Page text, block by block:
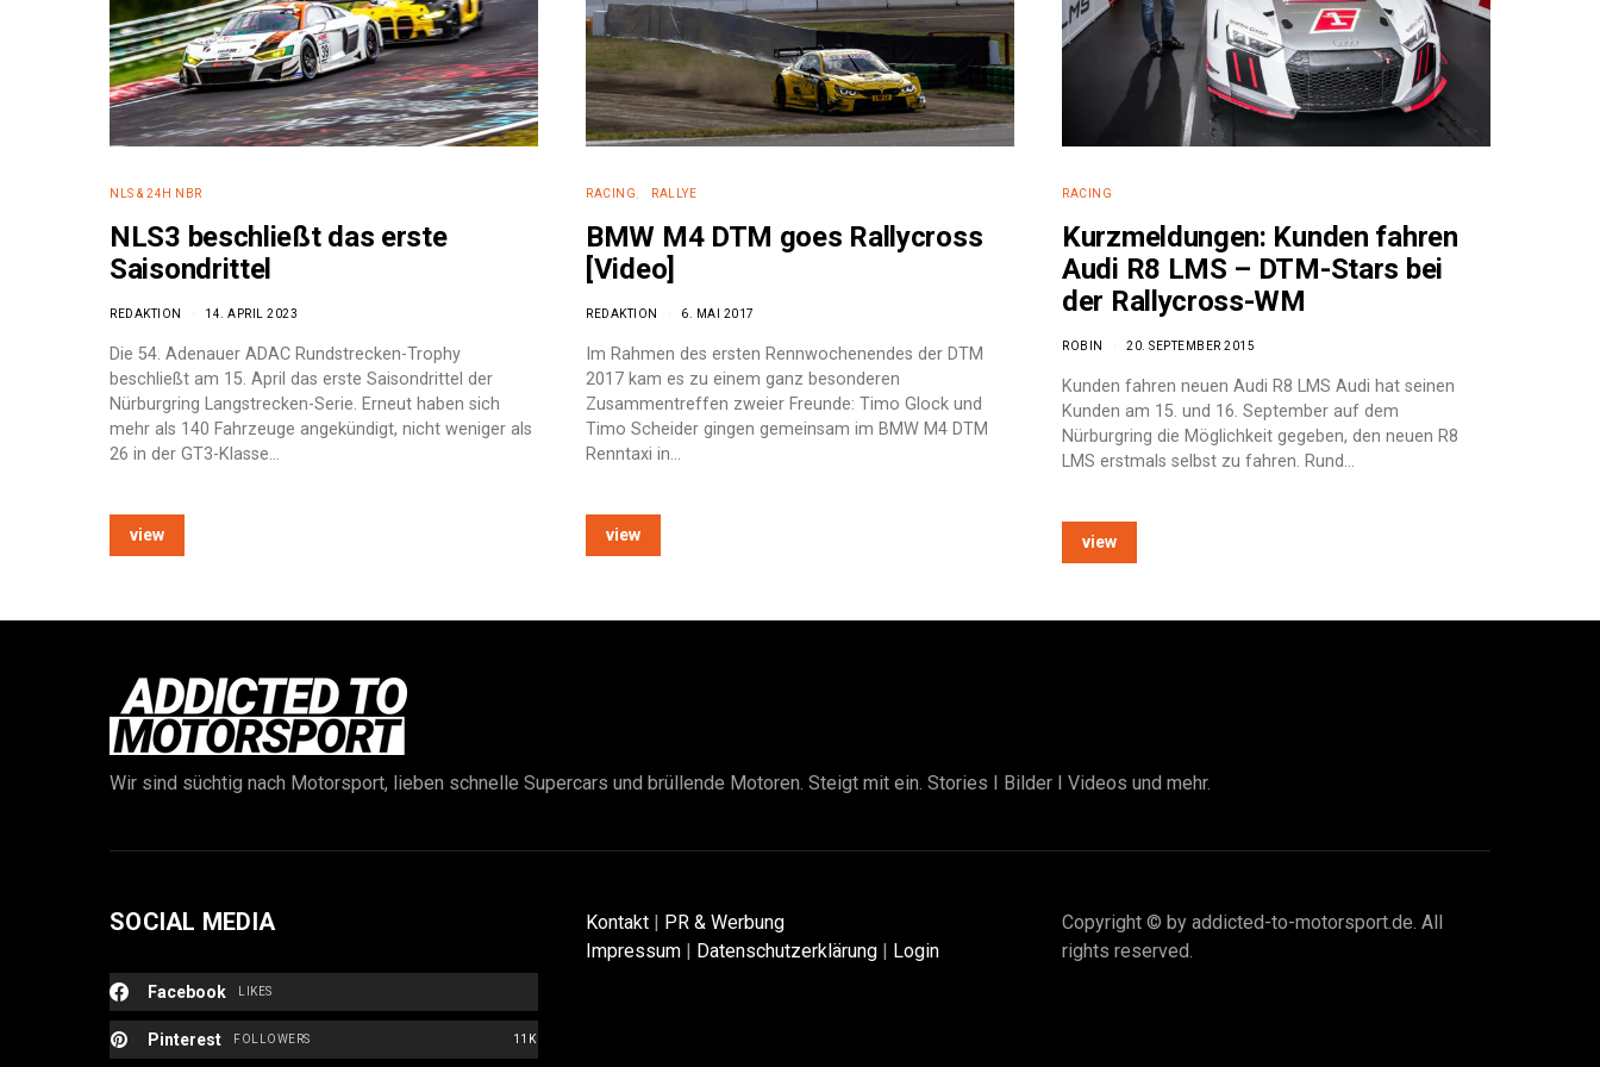
NLS & 24H NBR
NLS3 beschließt das erste
Saisondrittel
REDAKTION 14. APRIL 2023
Die 54. Adenauer ADAC Rundstrecken-Trophy
beschließt am 15. April das erste Saisondrittel der
Nürburgring Langstrecken-Serie. Erneut haben sich
mehr als 140 Fahrzeuge angekündigt, nicht weniger als
26 in der GT3-Klasse…
view
RACING RALLYE
BMW M4 DTM goes Rallycross
[Video]
REDAKTION 6. MAI 2017
Im Rahmen des ersten Rennwochenendes der DTM
2017 kam es zu einem ganz besonderen
Zusammentreffen zweier Freunde: Timo Glock und
Timo Scheider gingen gemeinsam im BMW M4 DTM
Renntaxi in…
view
RACING
Kurzmeldungen: Kunden fahren
Audi R8 LMS – DTM-Stars bei
der Rallycross-WM
ROBIN 20. SEPTEMBER 2015
Kunden fahren neuen Audi R8 LMS Audi hat seinen
Kunden am 15. und 16. September auf dem
Nürburgring die Möglichkeit gegeben, den neuen R8
LMS erstmals selbst zu fahren. Rund…
view
Wir sind süchtig nach Motorsport, lieben schnelle Supercars und brüllende Motoren. Steigt mit ein. Stories I Bilder I Videos und mehr.
SOCIAL MEDIA
Facebook LIKES
Pinterest 11K
FOLLOWERS
Kontakt | PR & Werbung
Impressum | Datenschutzerklärung | Login
Copyright © by addicted-to-motorsport.de. All
rights reserved.